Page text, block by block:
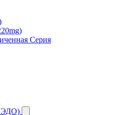
Серия
ЭДО)